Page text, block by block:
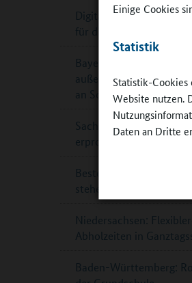
Einige Cookies
Statistik
Statistik-Cookies
Website nutzen.
Daten an Dritte
Digitaler Leitfaden
für die Schulverpflegung
Bayern: Staatspreis für
außergewöhnliche
an Schulen
Sachsen-Anhalt:
erprobt
Beste Schülerzeitungen
stehen fest
Niedersachsen:
Abholzeiten in
Baden-Württemberg: